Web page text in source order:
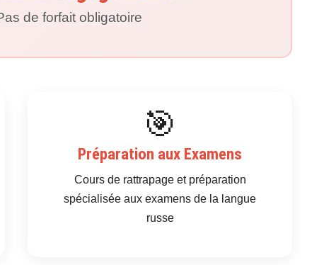
de forfait obligatoire
🎯
Préparation aux Examens
Cours de rattrapage et préparation
spécialisée aux examens de la langue
russe